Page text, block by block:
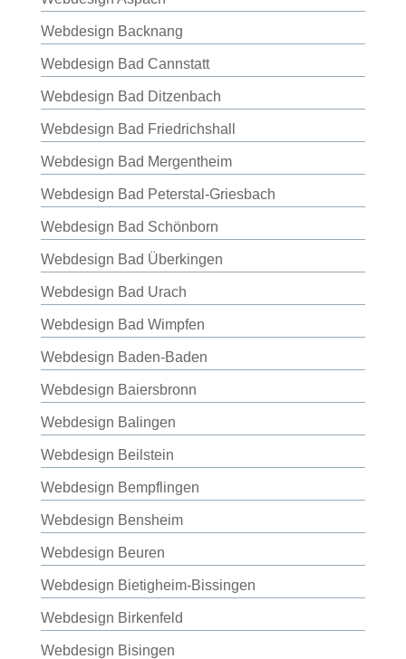
Webdesign Backnang
Webdesign Bad Cannstatt
Webdesign Bad Ditzenbach
Webdesign Bad Friedrichshall
Webdesign Bad Mergentheim
Webdesign Bad Peterstal-Griesbach
Webdesign Bad Schönborn
Webdesign Bad Überkingen
Webdesign Bad Urach
Webdesign Bad Wimpfen
Webdesign Baden-Baden
Webdesign Baiersbronn
Webdesign Balingen
Webdesign Beilstein
Webdesign Bempflingen
Webdesign Bensheim
Webdesign Beuren
Webdesign Bietigheim-Bissingen
Webdesign Birkenfeld
Webdesign Bisingen